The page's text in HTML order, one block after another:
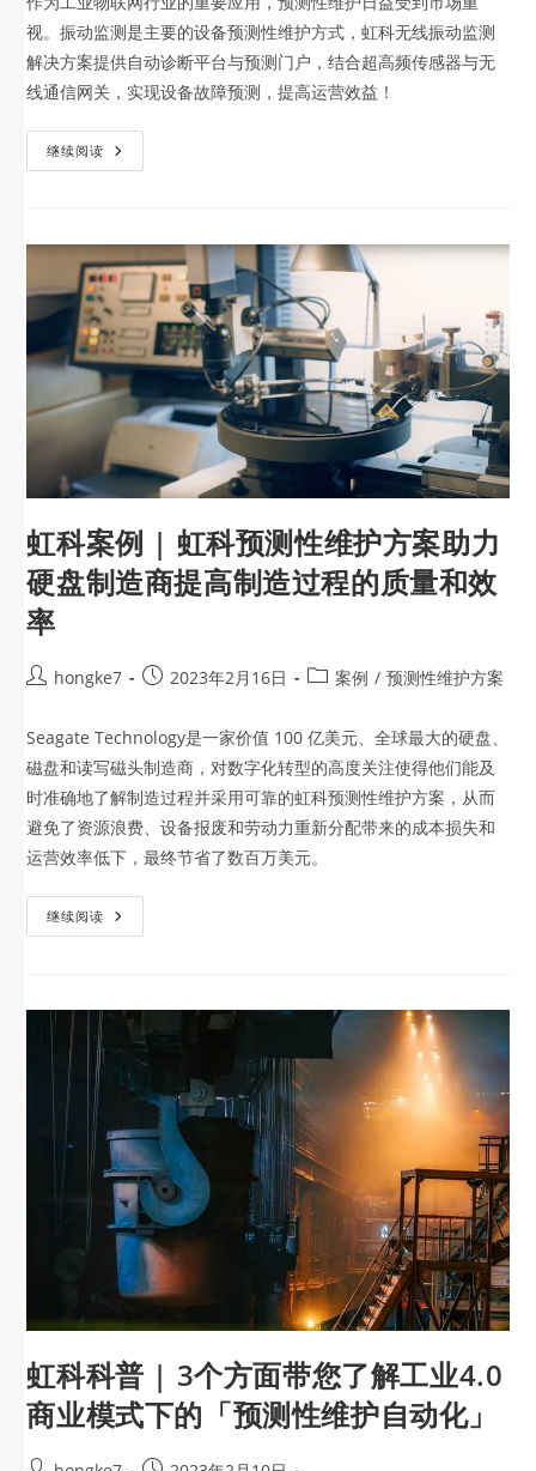
视。振动监测是主要的设备预测性维护方式，虹科无线振动监测
解决方案提供自动诊断平台与预测门户，结合超高频传感器与无
线通信网关，实现设备故障预测，提高运营效益！
继续阅读
虹科案例 | 虹科预测性维护方案助力
硬盘制造商提高制造过程的质量和效
率
hongke7 2023年2月16日 案例 / 预测性维护方案
Seagate Technology是一家价值 100 亿美元、全球最大的硬盘、
磁盘和读写磁头制造商，对数字化转型的高度关注使得他们能及
时准确地了解制造过程并采用可靠的虹科预测性维护方案，从而
避免了资源浪费、设备报废和劳动力重新分配带来的成本损失和
运营效率低下，最终节省了数百万美元。
继续阅读
虹科科普 | 3个方面带您了解工业4.0
商业模式下的「预测性维护自动化」